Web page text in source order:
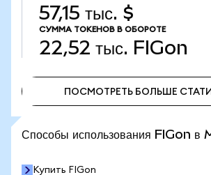
57,15 тыс. $
СУММА ТОКЕНОВ В ОБОРОТЕ
22,52 тыс. FIGon
ПОСМОТРЕТЬ БОЛЬШЕ
Способы использования FIGon
Купить FIGon